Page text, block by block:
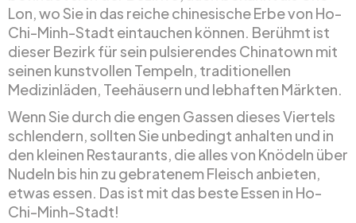
Lon, wo Sie in das reiche chinesische Erbe von Ho-
Chi-Minh-Stadt eintauchen können. Berühmt ist
dieser Bezirk für sein pulsierendes Chinatown mit
seinen kunstvollen Tempeln, traditionellen
Medizinläden, Teehäusern und lebhaften Märkten.
Wenn Sie durch die engen Gassen dieses Viertels
schlendern, sollten Sie unbedingt anhalten und in
den kleinen Restaurants, die alles von Knödeln über
Nudeln bis hin zu gebratenem Fleisch anbieten,
etwas essen. Das ist mit das beste Essen in Ho-
Chi-Minh-Stadt!